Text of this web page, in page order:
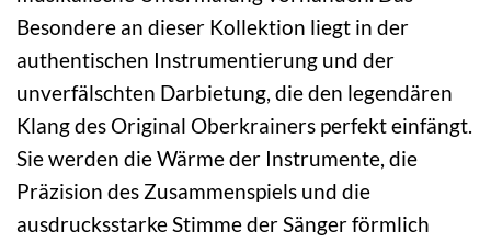
Besondere an dieser Kollektion liegt in der
authentischen Instrumentierung und der
unverfälschten Darbietung, die den legendären
Klang des Original Oberkrainers perfekt einfängt.
Sie werden die Wärme der Instrumente, die
Präzision des Zusammenspiels und die
ausdrucksstarke Stimme der Sänger förmlich